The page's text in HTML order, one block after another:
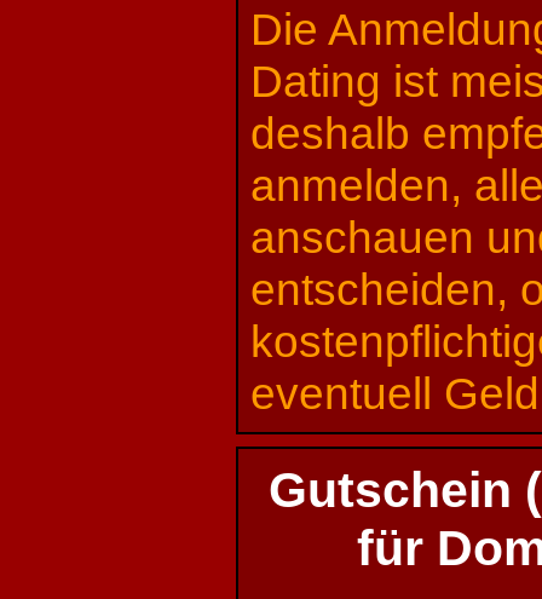
Die
Dating ist
deshalb
anmelden,
anschauen
entscheiden,
eventuell
Gutschein
für